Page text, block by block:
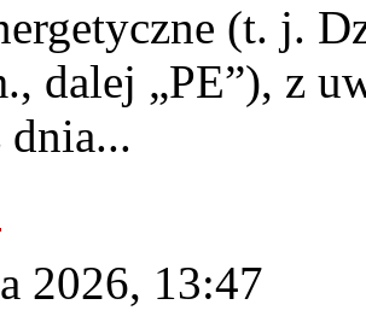
(t. j.
dalej „PE”), z
dnia...
2026, 13:47